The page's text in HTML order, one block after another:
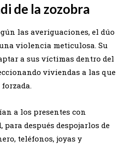
de la zozobra
las averiguaciones, el dúo
violencia meticulosa. Su
a sus víctimas dentro del
viviendas a las que
a los presentes con
para después despojarlos de
teléfonos, joyas y